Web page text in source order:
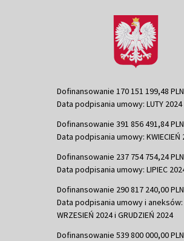
Dofinansowanie 170 151 199,48 PLN
Data podpisania umowy: LUTY 2024
Dofinansowanie 391 856 491,84 PLN
Data podpisania umowy: KWIECIEŃ
Dofinansowanie 237 754 754,24 PLN
Data podpisania umowy: LIPIEC
Dofinansowanie 290 817 240,00 PLN
Data podpisania umowy i aneksów:
WRZESIEŃ 2024 i GRUDZIEŃ 2024
Dofinansowanie 539 800 000,00 PLN